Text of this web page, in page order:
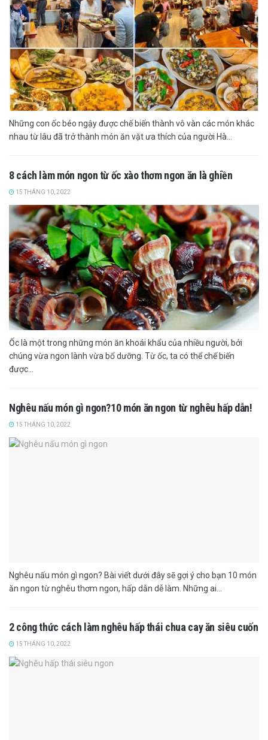
Những con ốc béo ngậy được chế biến thành vô vàn các món khác
nhau từ lâu đã trở thành món ăn vặt ưa thích của người Hà...
8 cách làm món ngon từ ốc xào thơm ngon ăn là ghiền
15 THÁNG 10, 2022
Ốc là một trong những món ăn khoái khẩu của nhiều người, bởi
chúng vừa ngon lành vừa bổ dưỡng. Từ ốc, ta có thể chế biến
được...
Nghêu nấu món gì ngon?10 món ăn ngon từ nghêu hấp dẫn!
15 THÁNG 10, 2022
Nghêu nấu món gì ngon? Bài viết dưới đây sẽ gợi ý cho bạn 10 món
ăn ngon từ nghêu thơm ngon, hấp dẫn dễ làm. Những ai...
2 công thức cách làm nghêu hấp thái chua cay ăn siêu cuốn
15 THÁNG 10, 2022